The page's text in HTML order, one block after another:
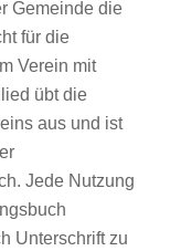
Gemeinde die
für die
Verein mit
übt die
aus und ist
Jede Nutzung
Unterschrift zu